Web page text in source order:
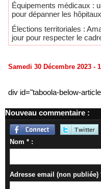
Équipements médicaux :
pour dépanner les
Élections territoriales :
jour pour respecter le
Samedi 30 Décembre 2023 -
div id="taboola-below-
Nouveau commentaire :
Nom * :
Adresse email (non publiée)